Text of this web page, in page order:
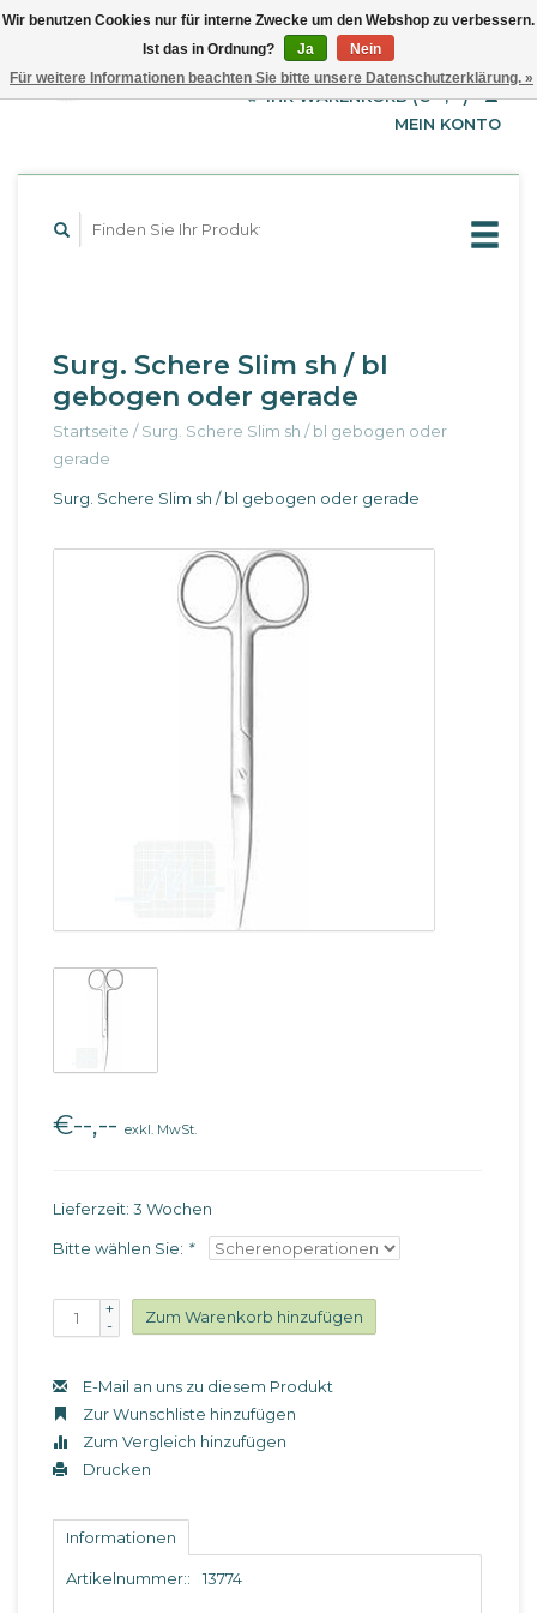
EUR
GBP
USD
English
Français
IHR WARENKORB (€--,--)
MEIN KONTO
Surg. Schere Slim sh / bl
gebogen oder gerade
Startseite /Surg. Schere Slim sh / bl gebogen oder
gerade
Surg. Schere Slim sh / bl gebogen oder gerade
€--,-- exkl. MwSt.
Lieferzeit: 3 Wochen
Bitte wählen Sie: *
+
-
Zum Warenkorb hinzufügen
E-Mail an uns zu diesem Produkt
Zur Wunschliste hinzufügen
Zum Vergleich hinzufügen
Drucken
Informationen
Artikelnummer:: 13774
Wir benutzen Cookies nur für interne Zwecke um den Webshop zu verbessern.
Ist das in Ordnung?
Ja
Nein
Für weitere Informationen beachten Sie bitte unsere Datenschutzerklärung. »